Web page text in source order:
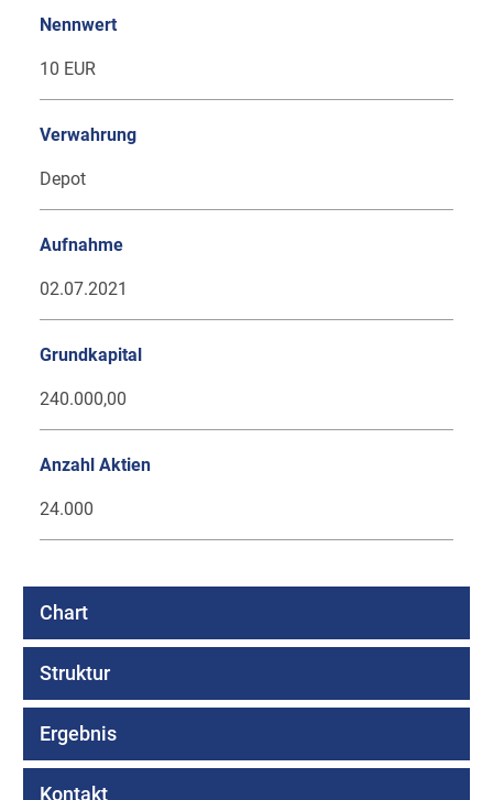
Nennwert
10 EUR
Verwahrung
Depot
Aufnahme
02.07.2021
Grundkapital
240.000,00
Anzahl Aktien
24.000
Chart
Struktur
Ergebnis
Kontakt